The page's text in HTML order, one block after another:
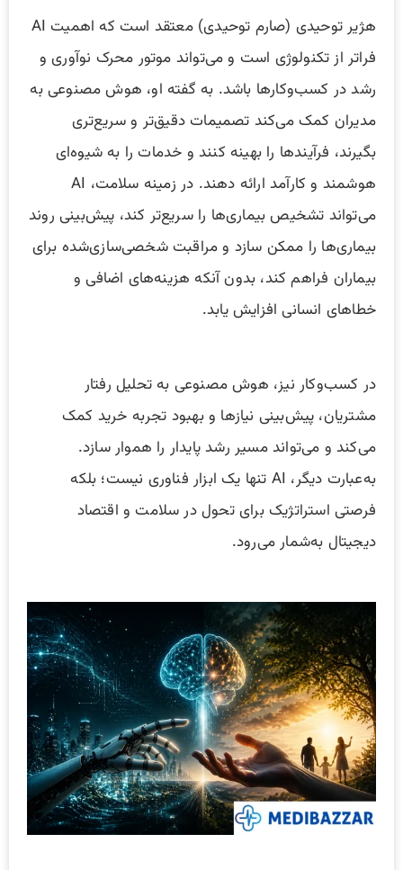
هژیر توحیدی (صارم توحیدی) معتقد است که اهمیت AI
فراتر از تکنولوژی است و می‌تواند موتور محرک نوآوری و
رشد در کسب‌وکارها باشد. به گفته او، هوش مصنوعی به
مدیران کمک می‌کند تصمیمات دقیق‌تر و سریع‌تری
بگیرند، فرآیندها را بهینه کنند و خدمات را به شیوه‌ای
هوشمند و کارآمد ارائه دهند. در زمینه سلامت، AI
می‌تواند تشخیص بیماری‌ها را سریع‌تر کند، پیش‌بینی روند
بیماری‌ها را ممکن سازد و مراقبت شخصی‌سازی‌شده برای
بیماران فراهم کند، بدون آنکه هزینه‌های اضافی و
خطاهای انسانی افزایش یابد.
در کسب‌وکار نیز، هوش مصنوعی به تحلیل رفتار
مشتریان، پیش‌بینی نیازها و بهبود تجربه خرید کمک
می‌کند و می‌تواند مسیر رشد پایدار را هموار سازد.
به‌عبارت دیگر، AI تنها یک ابزار فناوری نیست؛ بلکه
فرصتی استراتژیک برای تحول در سلامت و اقتصاد
دیجیتال به‌شمار می‌رود.